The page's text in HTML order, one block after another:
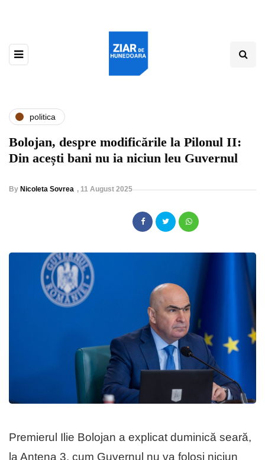
politica
Bolojan, despre modificările la Pilonul II:
Din acești bani nu ia niciun leu Guvernul
By Nicoleta Sovrea , 11 August 2025
Premierul Ilie Bolojan a explicat duminică seară,
la Antena 3, cum Guvernul nu va folosi niciun